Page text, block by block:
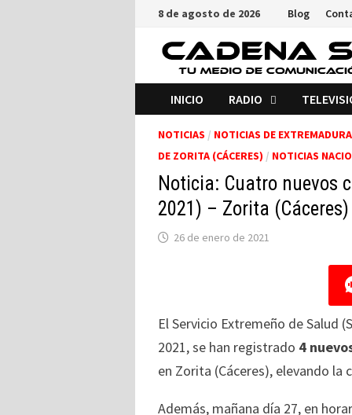
Saltar
contenido
8 de agosto de 2026 Blog
INICIO RADIO
NOTICIAS / NOTICIAS DE EXTREMADURA
DE ZORITA (CÁCERES) / NOTICIAS
Noticia: Cuatro nuevos
2021) – Zorita (Cáceres)
26 de enero de 2021
El Servicio Extremeño de Salud
2021, se han registrado 4
en Zorita (Cáceres), elevando la
Además, mañana día 27, en